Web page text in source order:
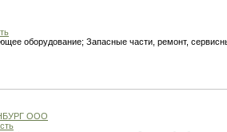
оборудование; Запасные части, ремонт,
ООО